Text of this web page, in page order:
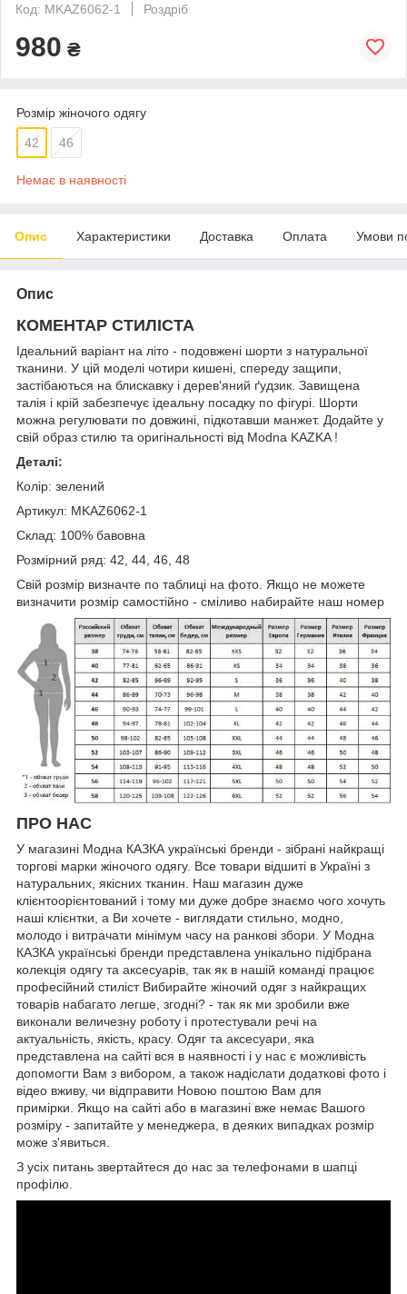
Код: MKAZ6062-1
Роздріб
980 ₴
Розмір жіночого одягу
42 46
Немає в наявності
Опис Характеристики Доставка Оплата Умови
Опис
КОМЕНТАР СТИЛІСТА
Ідеальний варіант на літо - подовжені шорти з натуральної
тканини. У цій моделі чотири кишені, спереду защипи,
застібаються на блискавку і дерев'яний ґудзик. Завищена
талія і крій забезпечує ідеальну посадку по фігурі. Шорти
можна регулювати по довжині, підкотавши манжет. Додайте у
свій образ стилю та оригінальності від Modna KAZKA !
Деталі:
Колір: зелений
Артикул: MKAZ6062-1
Склад: 100% бавовна
Розмірний ряд: 42, 44, 46, 48
Свій розмір визначте по таблиці на фото. Якщо не можете
визначити розмір самостійно - сміливо набирайте наш номер
ПРО НАС
У магазині Модна КАЗКА українські бренди - зібрані найкращі
торгові марки жіночого одягу. Все товари відшиті в Україні з
натуральних, якісних тканин. Наш магазин дуже
клієнтоорієнтований і тому ми дуже добре знаємо чого хочуть
наші клієнтки, а Ви хочете - виглядати стильно, модно,
молодо і витрачати мінімум часу на ранкові збори. У Модна
КАЗКА українські бренди представлена унікально підібрана
колекція одягу та аксесуарів, так як в нашій команді працює
професійний стиліст Вибирайте жіночий одяг з найкращих
товарів набагато легше, згодні? - так як ми зробили вже
виконали величезну роботу і протестували речі на
актуальність, якість, красу. Одяг та аксесуари, яка
представлена на сайті вся в наявності і у нас є можливість
допомогти Вам з вибором, а також надіслати додаткові фото і
відео вживу, чи відправити Новою поштою Вам для
примірки. Якщо на сайті або в магазині вже немає Вашого
розміру - запитайте у менеджера, в деяких випадках розмір
може з'явиться.
З усіх питань звертайтеся до нас за телефонами в шапці
профілю.